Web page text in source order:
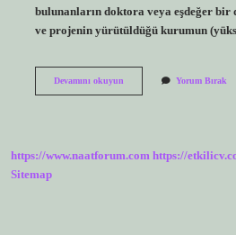
bulunanların doktora veya eşdeğer bir
ve projenin yürütüldüğü kurumun
Devamını okuyunTübi̇Tak
Yorum Bırak
https://www.naatforum.com https://
Sitemap